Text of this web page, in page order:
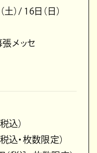
）/ 16日（日）
メッセ
込）
込・枚数限定）